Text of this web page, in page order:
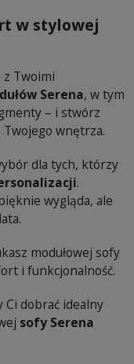
w stylowej
Twoimi
Serena, w tym
– i stwórz
wnętrza.
dla tych, którzy
.
wygląda, ale
modułowej sofy
i funkcjonalność.
Ci dobrać idealny
sofy Serena